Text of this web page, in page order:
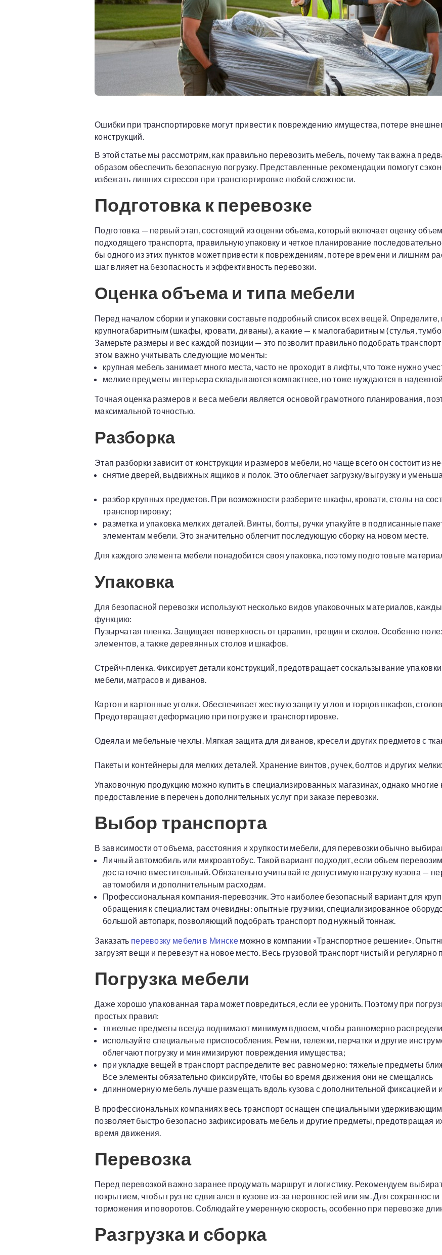
Ошибки при транспортировке могут привести к повреждению имущества, потере
конструкций.
В этой статье мы рассмотрим, как правильно перевозить мебель, почему так важна
образом обеспечить безопасную погрузку. Представленные рекомендации помогут
избежать лишних стрессов при транспортировке любой сложности.
Подготовка к перевозке
Подготовка — первый этап, состоящий из оценки объема, который включает оценку
подходящего транспорта, правильную упаковку и четкое планирование
бы одного из этих пунктов может привести к повреждениям, потере времени и лишним
шаг влияет на безопасность и эффективность перевозки.
Оценка объема и типа мебели
Перед началом сборки и упаковки составьте подробный список всех вещей. Определите,
крупногабаритным (шкафы, кровати, диваны), а какие — к малогабаритным (стулья,
Замерьте размеры и вес каждой позиции — это позволит правильно подобрать транспорт
этом важно учитывать следующие моменты:
крупная мебель занимает много места, часто не проходит в лифты, что тоже нужно
мелкие предметы интерьера складываются компактнее, но тоже нуждаются в
Точная оценка размеров и веса мебели является основой грамотного планирования,
максимальной точностью.
Разборка
Этап разборки зависит от конструкции и размеров мебели, но чаще всего он состоит из
снятие дверей, выдвижных ящиков и полок. Это облегчает загрузку/выгрузку и
разбор крупных предметов. При возможности разберите шкафы, кровати, столы на
транспортировку;
разметка и упаковка мелких деталей. Винты, болты, ручки упакуйте в подписанные
элементам мебели. Это значительно облегчит последующую сборку на новом месте.
Для каждого элемента мебели понадобится своя упаковка, поэтому подготовьте
Упаковка
Для безопасной перевозки используют несколько видов упаковочных материалов,
функцию:
Пузырчатая пленка. Защищает поверхность от царапин, трещин и сколов. Особенно
элементов, а также деревянных столов и шкафов.
Стрейч-пленка. Фиксирует детали конструкций, предотвращает соскальзывание
мебели, матрасов и диванов.
Картон и картонные уголки. Обеспечивает жесткую защиту углов и торцов шкафов,
Предотвращает деформацию при погрузке и транспортировке.
Одеяла и мебельные чехлы. Мягкая защита для диванов, кресел и других предметов с
Пакеты и контейнеры для мелких деталей. Хранение винтов, ручек, болтов и других
Упаковочную продукцию можно купить в специализированных магазинах, однако
предоставление в перечень дополнительных услуг при заказе перевозки.
Выбор транспорта
В зависимости от объема, расстояния и хрупкости мебели, для перевозки обычно
Личный автомобиль или микроавтобус. Такой вариант подходит, если объем
достаточно вместительный. Обязательно учитывайте допустимую нагрузку кузова —
автомобиля и дополнительным расходам.
Профессиональная компания-перевозчик. Это наиболее безопасный вариант для
обращения к специалистам очевидны: опытные грузчики, специализированное
большой автопарк, позволяющий подобрать транспорт под нужный тоннаж.
Заказать перевозку мебели в Минскеможно в компании «Транспортное решение».
загрузят вещи и перевезут на новое место. Весь грузовой транспорт чистый и регулярно
Погрузка мебели
Даже хорошо упакованная тара может повредиться, если ее уронить. Поэтому при
простых правил:
тяжелые предметы всегда поднимают минимум вдвоем, чтобы равномерно
используйте специальные приспособления. Ремни, тележки, перчатки и другие
облегчают погрузку и минимизируют повреждения имущества;
при укладке вещей в транспорт распределите вес равномерно: тяжелые предметы
Все элементы обязательно фиксируйте, чтобы во время движения они не смещались
длинномерную мебель лучше размещать вдоль кузова с дополнительной фиксацией и
В профессиональных компаниях весь транспорт оснащен специальными
позволяет быстро безопасно зафиксировать мебель и другие предметы, предотвращая
время движения.
Перевозка
Перед перевозкой важно заранее продумать маршрут и логистику. Рекомендуем
покрытием, чтобы груз не сдвигался в кузове из-за неровностей или ям. Для
торможения и поворотов. Соблюдайте умеренную скорость, особенно при перевозке
Разгрузка и сборка